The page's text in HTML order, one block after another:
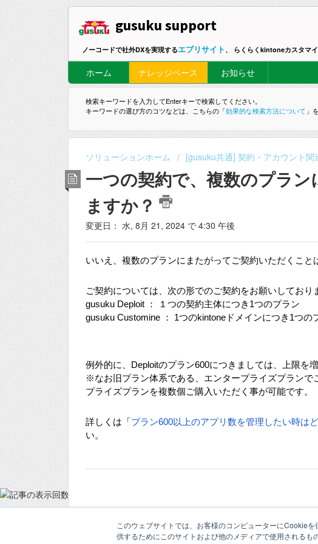
このウェブサイトでは、お客様のコンピューターにCookie
供するためにこのサイトおよび他のメディアで使用されるも
gusuku support
ノーコードで社外DXを実現するエブリサイト 、 らくらくkintoneカスタマ
ホーム ナレッジベース お知らせ
検索キーワードを入力してEnterキーで検索してください。
キーワードの選び方のコツなどは、こちらの「効果的な検索方法について 」
ソリューションホーム [gusuku共通] 契約・アカウント関
一つの契約で、複数のプラ
ますか？
変更日： 水, 8月 21, 2024 で 4:30 午後
いいえ、複数のプランにまたがってご契約いただくこと
ご契約については、次の形でのご契約をお願いしており
gusuku Deploit ： １つの契約主体につき1つのプラン
gusuku Customine ： 1つのkintoneドメインにつき1つの
例外的に、Deploitのプラン600につきましては、上限を
※なお旧プラン体系である、エンタープライズプランで
プライズプランを複数個ご購入いただく事が可能です。
詳しくは「 プラン600以上のアプリ数を管理したい時は
い。